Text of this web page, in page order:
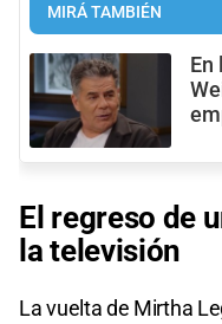
MIRÁ TAMBIÉN
En
El regreso de
la televisión
La vuelta de Mirtha